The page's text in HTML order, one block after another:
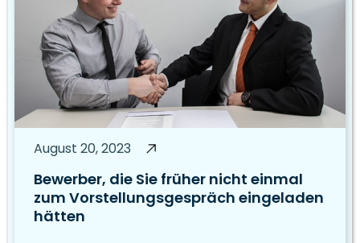
August 20, 2023
Bewerber, die Sie früher nicht einmal
zum Vorstellungsgespräch eingeladen
hätten